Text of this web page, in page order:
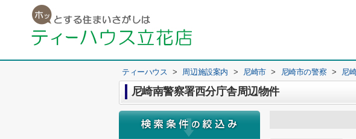
ティーハウス > 周辺施設案内 > 尼崎市 > 尼崎市の警察 > 尼
尼崎南警察署西分庁舎周辺物件